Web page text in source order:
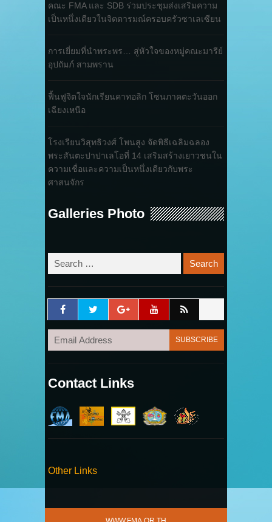
คณะ FMA และ SDB ร่วมประชุมส่งเสริมความ
เป็นหนึ่งเดียวในจิตตารมณ์ครอบครัวซาเลเซียน
การเยี่ยมที่นำพระพร… สู่หัวใจของหมู่คณะมารีย์
อุปถัมภ์ สามพราน
ฟื้นฟูจิตใจนักเรียนคาทอลิก โซนภาคตะวันออก
เฉียงเหนือ
โรงเรียนวิสุทธิวงศ์ โพนสูง จัดพิธีเฉลิมฉลอง
พระสันตะปาปาเลโอที่ 14 เสริมสร้างเยาวชนใน
ความเชื่อและความเป็นหนึ่งเดียวกับพระ
ศาสนจักร
Galleries Photo
Contact Links
Other Links